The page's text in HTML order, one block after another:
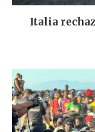
Italia